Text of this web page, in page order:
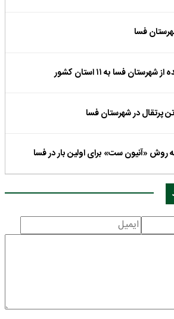
فسا به ۱۱ استان کشور
«آنیون ست» برای اولین بار در فسا